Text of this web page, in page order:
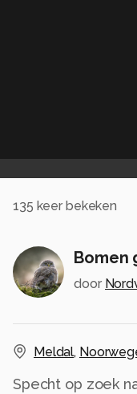
135 keer bekeken
Bomen
door
Meldal,
Specht op zoek